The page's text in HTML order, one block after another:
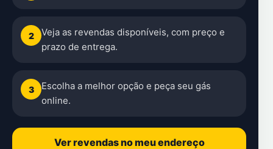
2
Veja as revendas disponíveis, com preço e
prazo de entrega.
3
Escolha a melhor opção e peça seu gás
online.
Ver revendas no meu endereço